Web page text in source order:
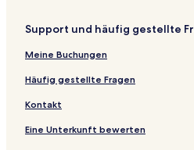
Support und häufig gestellte
Meine Buchungen
Häufig gestellte Fragen
Kontakt
Eine Unterkunft bewerten